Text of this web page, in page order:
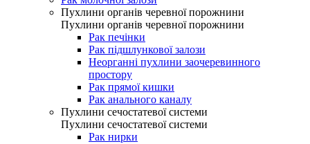
Пухлини органів черевної порожнини
Пухлини органів черевної порожнини
Рак печінки
Рак підшлункової залози
Неорганні пухлини заочеревинного
простору
Рак прямої кишки
Рак анального каналу
Пухлини сечостатевої системи
Пухлини сечостатевої системи
Рак нирки